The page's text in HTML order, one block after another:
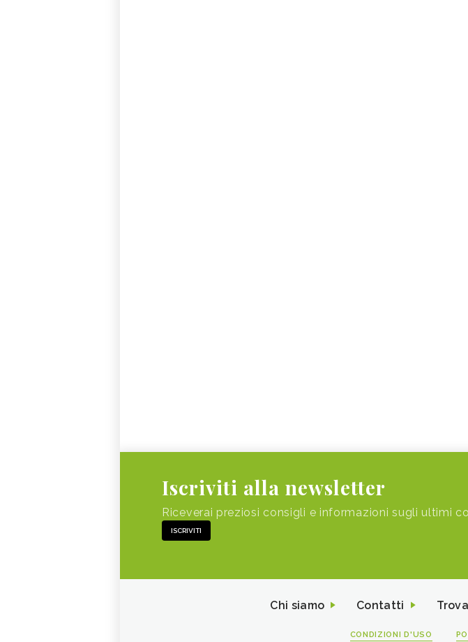
Iscriviti alla newsletter
Riceverai preziosi consigli e informazioni sugli ultimi
ISCRIVITI
Chi siamo Contatti
CONDIZIONI D'USO